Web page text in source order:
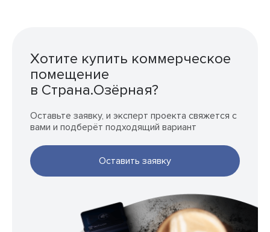
Хотите купить коммерческое
помещение
в Страна.Озёрная?
Оставьте заявку, и эксперт проекта свяжется с
вами и подберёт подходящий вариант
Оставить заявку